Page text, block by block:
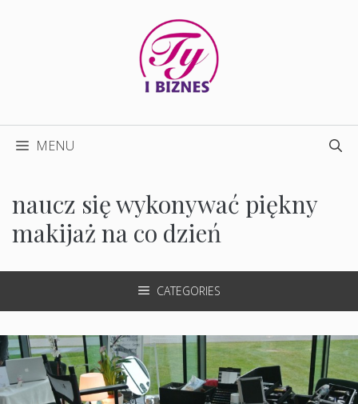
MENU
naucz się wykonywać piękny
makijaż na co dzień
CATEGORIES